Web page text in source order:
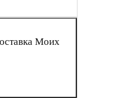
Моих